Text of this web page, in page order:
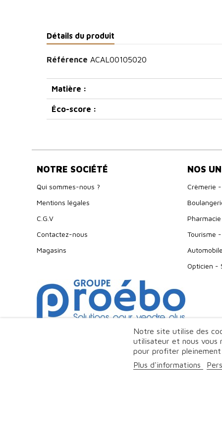
Détails du produit
Référence ACAL00105020
Matière :
Éco-score :
NOTRE SOCIÉTÉ
Qui sommes-nous ?
Mentions légales
C.G.V
Contactez-nous
Magasins
NOS
Crèmerie
Pharmacie
Tourisme
Opticien -
Notre site utilise des
utilisateur et nous vous
pour profiter
Plus d'informations
©